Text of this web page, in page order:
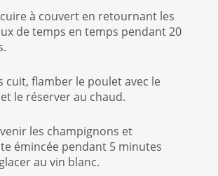
à couvert en retournant les
de temps en temps pendant 20
cuit, flamber le poulet avec le
le réserver au chaud.
les champignons et
émincée pendant 5 minutes
au vin blanc.